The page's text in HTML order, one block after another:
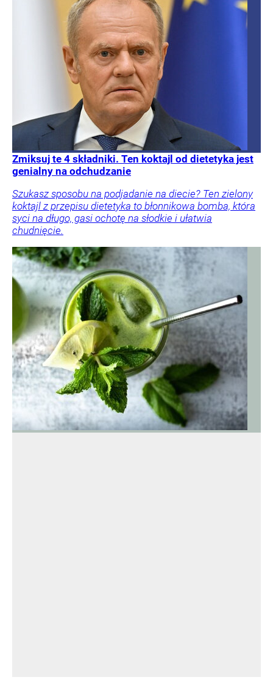
Zmiksuj te 4 składniki. Ten koktajl od dietetyka jest
genialny na odchudzanie
Szukasz sposobu na podjadanie na diecie? Ten zielony
koktajl z przepisu dietetyka to błonnikowa bomba, która
syci na długo, gasi ochotę na słodkie i ułatwia
chudnięcie.